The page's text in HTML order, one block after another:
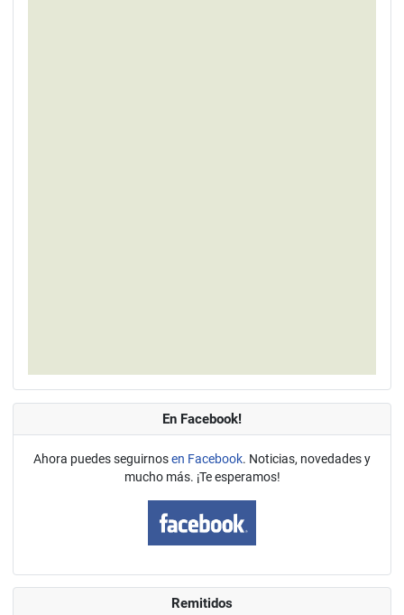
En Facebook!
Ahora puedes seguirnosen Facebook. Noticias, novedades y
mucho más. ¡Te esperamos!
Remitidos